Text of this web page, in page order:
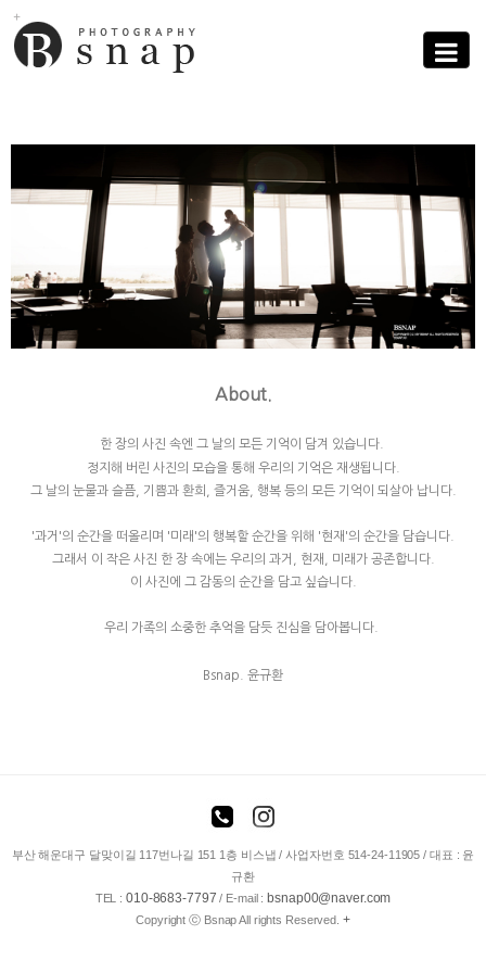
Toggle
Promotion
About.
한 장의 사진 속엔 그 날의 모든 기억이 담겨 있습니다.
정지해 버린 사진의 모습을 통해 우리의 기억은 재생됩니다.
그 날의 눈물과 슬픔, 기쁨과 환희, 즐거움, 행복 등의 모든 기억이 되살아 납니다.
'과거'의 순간을 떠올리며 '미래'의 행복할 순간을 위해 '현재'의 순간을 담습니다.
그래서 이 작은 사진 한 장 속에는 우리의 과거, 현재, 미래가 공존합니다.
이 사진에 그 감동의 순간을 담고 싶습니다.
우리 가족의 소중한 추억을 담듯 진심을 담아봅니다.
Bsnap. 윤규환
부산 해운대구 달맞이길 117번나길 151 1층 비스냅 / 사업자번호 514-24-11905 / 대표 : 윤
규환
TEL : 010-8683-7797 / E-mail : bsnap00@naver.com
Copyright ⓒ Bsnap All rights Reserved. +